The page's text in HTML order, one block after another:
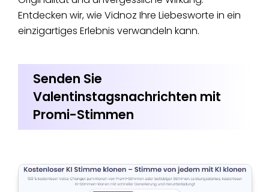
Entdecken wir, wie Vidnoz Ihre Liebesworte in ein
einzigartiges Erlebnis verwandeln kann.
Senden Sie
Valentinstagsnachrichten mit
Promi-Stimmen